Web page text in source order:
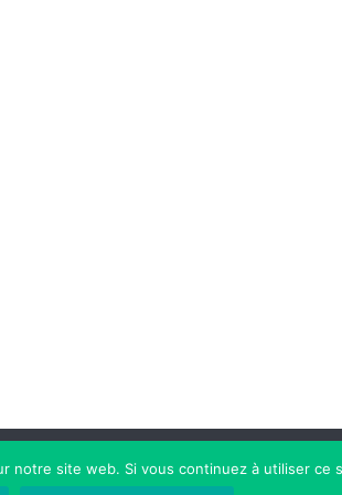
Politique de
notre site web. Si vous continuez à utiliser